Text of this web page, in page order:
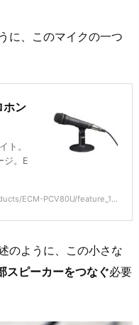
に、このマイクの一つ
ン
ト。
ジ。E
ECM-PCV80U/feature_1...
のように、この小さな
ピーカーをつなぐ必要